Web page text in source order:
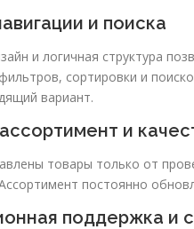
и поиска
и логичная структура
сортировки и
вариант.
и
товары только от
постоянно
поддержка и